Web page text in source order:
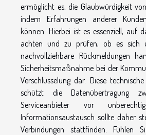
ermöglicht es, die Glaubwürdigkeit
indem Erfahrungen anderer
können. Hierbei ist es essenziell, auf
achten und zu prüfen, ob es sich
nachvollziehbare Rückmeldungen
Sicherheitsmaßnahme bei der
Verschlüsselung dar. Diese
schützt die Datenübertragung
Serviceanbieter vor
Informationsaustausch sollte daher
Verbindungen stattfinden. Fühlen